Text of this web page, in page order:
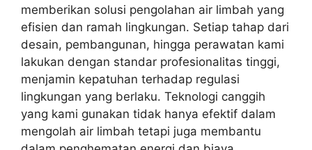
memberikan solusi pengolahan air limbah yang
efisien dan ramah lingkungan. Setiap tahap dari
desain, pembangunan, hingga perawatan kami
lakukan dengan standar profesionalitas tinggi,
menjamin kepatuhan terhadap regulasi
lingkungan yang berlaku. Teknologi canggih
yang kami gunakan tidak hanya efektif dalam
mengolah air limbah tetapi juga membantu